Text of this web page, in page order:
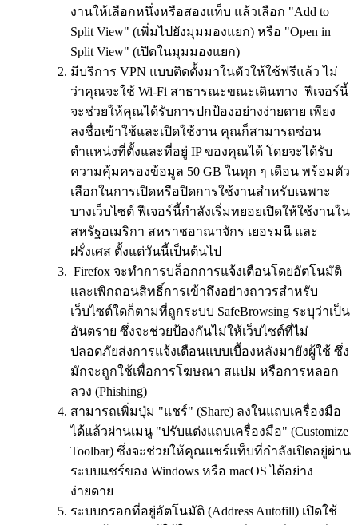
งานให้เลือกหนึ่งหรือสองแท็บ แล้วเลือก "Add to
Split View" (เพิ่มไปยังมุมมองแยก) หรือ "Open in
Split View" (เปิดในมุมมองแยก)
มีบริการ VPN แบบติดตั้งมาในตัวให้ใช้ฟรีแล้ว ไม่
ว่าคุณจะใช้ Wi-Fi สาธารณะขณะเดินทาง ฟีเจอร์นี้
จะช่วยให้คุณได้รับการปกป้องอย่างง่ายดาย เพียง
ลงชื่อเข้าใช้และเปิดใช้งาน คุณก็สามารถซ่อน
ตำแหน่งที่ตั้งและที่อยู่ IP ของคุณได้ โดยจะได้รับ
ความคุ้มครองข้อมูล 50 GB ในทุก ๆ เดือน พร้อมตัว
เลือกในการเปิดหรือปิดการใช้งานสำหรับเฉพาะ
บางเว็บไซต์ ฟีเจอร์นี้กำลังเริ่มทยอยเปิดให้ใช้งานใน
สหรัฐอเมริกา สหราชอาณาจักร เยอรมนี และ
ฝรั่งเศส ตั้งแต่วันนี้เป็นต้นไป
Firefox จะทำการบล็อกการแจ้งเตือนโดยอัตโนมัติ
และเพิกถอนสิทธิ์การเข้าถึงอย่างถาวรสำหรับ
เว็บไซต์ใดก็ตามที่ถูกระบบ SafeBrowsing ระบุว่าเป็น
อันตราย ซึ่งจะช่วยป้องกันไม่ให้เว็บไซต์ที่ไม่
ปลอดภัยส่งการแจ้งเตือนแบบเบื้องหลังมายังผู้ใช้ ซึ่ง
มักจะถูกใช้เพื่อการโฆษณา สแปม หรือการหลอก
ลวง (Phishing)
สามารถเพิ่มปุ่ม "แชร์" (Share) ลงในแถบเครื่องมือ
ได้แล้วผ่านเมนู "ปรับแต่งแถบเครื่องมือ" (Customize
Toolbar) ซึ่งจะช่วยให้คุณแชร์แท็บที่กำลังเปิดอยู่ผ่าน
ระบบแชร์ของ Windows หรือ macOS ได้อย่าง
ง่ายดาย
ระบบกรอกที่อยู่อัตโนมัติ (Address Autofill) เปิดใช้